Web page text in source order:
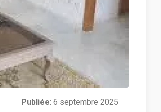
Publiée: 6 septembre 2025